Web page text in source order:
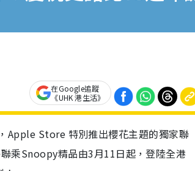
在Google追蹤
《UHK 港生活》
Apple Store 特別推出櫻花主題的獨家聯
乘Snoopy精品由3月11日起，登陸全港